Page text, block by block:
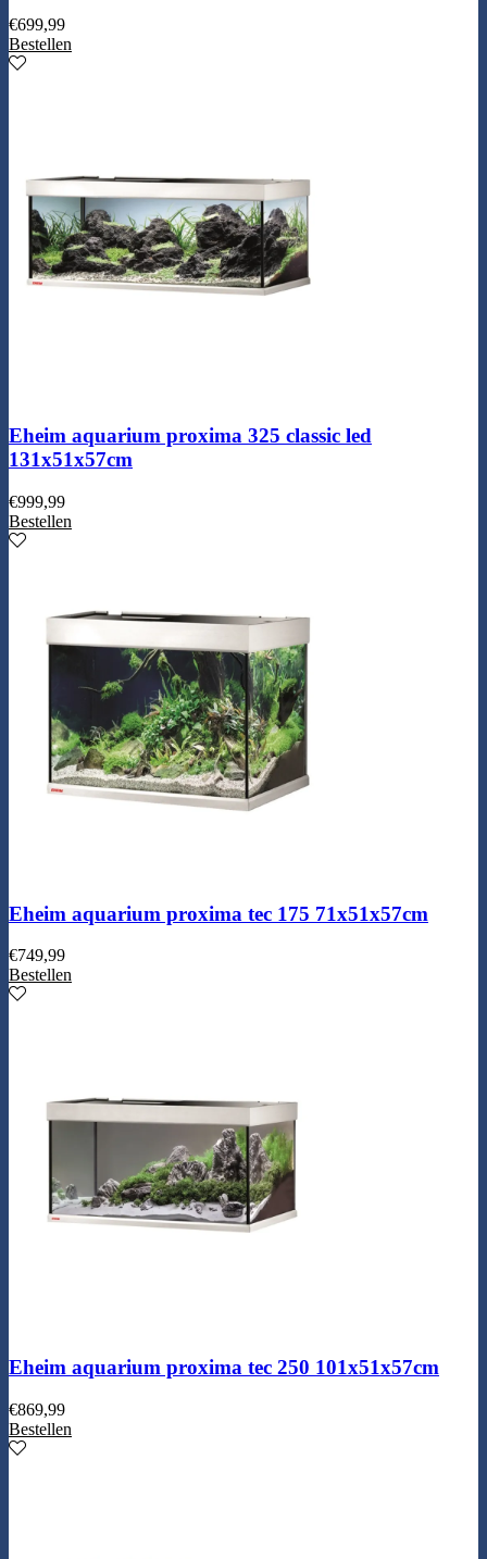
€699,99
Bestellen
Eheim aquarium proxima 325 classic led
131x51x57cm
€999,99
Bestellen
Eheim aquarium proxima tec 175 71x51x57cm
€749,99
Bestellen
Eheim aquarium proxima tec 250 101x51x57cm
€869,99
Bestellen